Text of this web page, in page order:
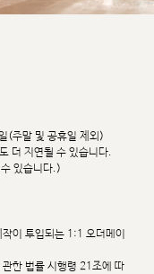
(주말 및 공휴일 제외)
더 지연될 수 있습니다.
있습니다.)
이 투입되는 1:1 오더메이
한 법률 시행령 21조에 따